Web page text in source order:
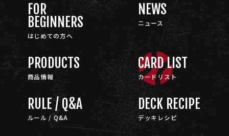
FOR
BEGINNERS
はじめての方へ
NEWS
ニュース
PRODUCTS
商品情報
CARD LIST
カードリスト
RULE / Q&A
ルール / Q&A
DECK RECIPE
デッキレシピ